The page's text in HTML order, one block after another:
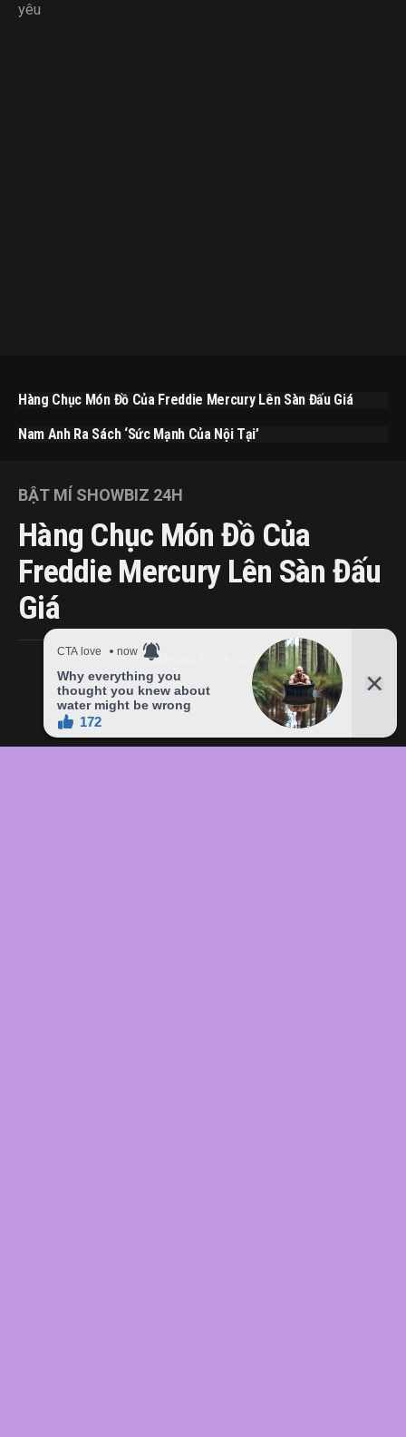
yêu
Hàng Chục Món Đồ Của Freddie Mercury Lên Sàn Đấu Giá
Nam Anh Ra Sách ‘Sức Mạnh Của Nội Tại’
BẬT MÍ SHOWBIZ 24H
Hàng Chục Món Đồ Của
Freddie Mercury Lên Sàn Đấu
Giá
Published 09/09/2023